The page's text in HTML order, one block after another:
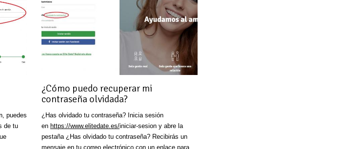
puedes
de tu
¿Cómo puedo recuperar mi
contraseña olvidada?
¿Has olvidado tu contraseña? Inicia sesión
en https://www.elitedate.es/iniciar-sesion y abre la
pestaña ¿Has olvidado tu contraseña? Recibirás un
mensaje en tu correo electrónico con un enlace para